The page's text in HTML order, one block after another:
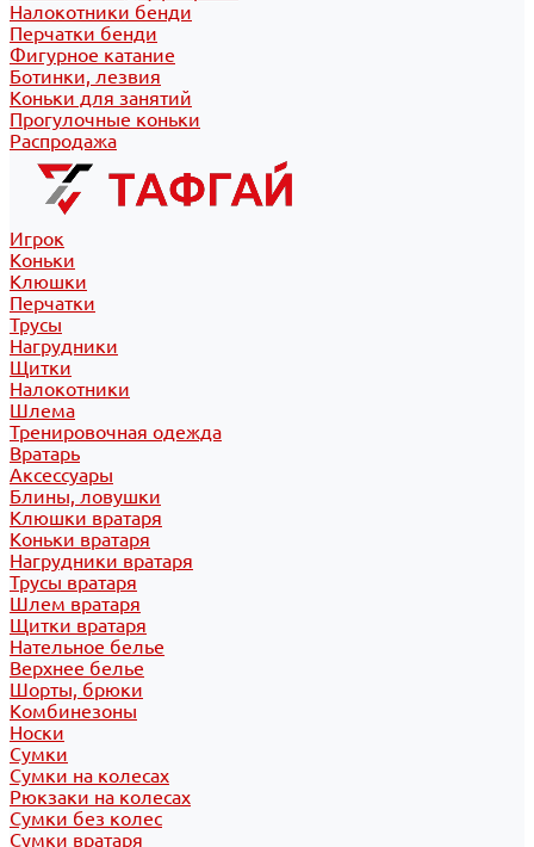
Налокотники бенди
Перчатки бенди
Фигурное катание
Ботинки, лезвия
Коньки для занятий
Прогулочные коньки
Распродажа
Игрок
Коньки
Клюшки
Перчатки
Трусы
Нагрудники
Щитки
Налокотники
Шлема
Тренировочная одежда
Вратарь
Аксессуары
Блины, ловушки
Клюшки вратаря
Коньки вратаря
Нагрудники вратаря
Трусы вратаря
Шлем вратаря
Щитки вратаря
Нательное белье
Верхнее белье
Шорты, брюки
Комбинезоны
Носки
Сумки
Сумки на колесах
Рюкзаки на колесах
Сумки без колес
Сумки вратаря